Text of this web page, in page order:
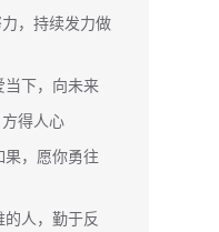
，持续发力做
下，向未来
得人心
，愿你勇往
人，勤于反